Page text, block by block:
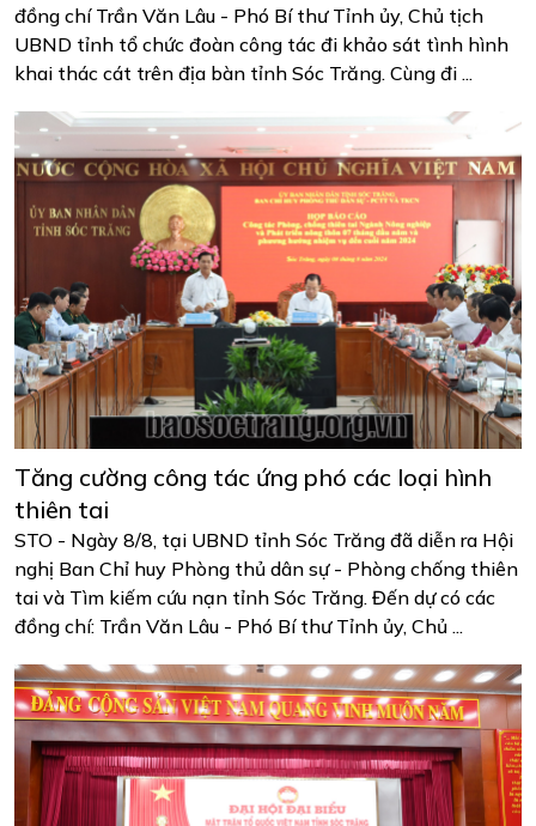
đồng chí Trần Văn Lâu - Phó Bí thư Tỉnh ủy, Chủ tịch
UBND tỉnh tổ chức đoàn công tác đi khảo sát tình hình
khai thác cát trên địa bàn tỉnh Sóc Trăng. Cùng đi ...
Tăng cường công tác ứng phó các loại hình
thiên tai
STO - Ngày 8/8, tại UBND tỉnh Sóc Trăng đã diễn ra Hội
nghị Ban Chỉ huy Phòng thủ dân sự - Phòng chống thiên
tai và Tìm kiếm cứu nạn tỉnh Sóc Trăng. Đến dự có các
đồng chí: Trần Văn Lâu - Phó Bí thư Tỉnh ủy, Chủ ...